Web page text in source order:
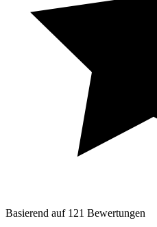
Basierend auf 121 Bewertungen